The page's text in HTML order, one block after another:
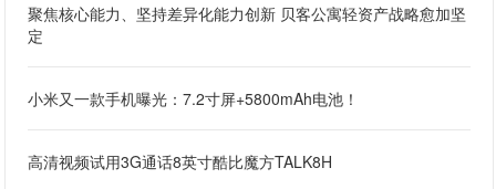
聚焦核心能力、坚持差异化能力创新 贝客公寓轻资产战略愈加坚
定
小米又一款手机曝光：7.2寸屏+5800mAh电池！
高清视频试用3G通话8英寸酷比魔方TALK8H